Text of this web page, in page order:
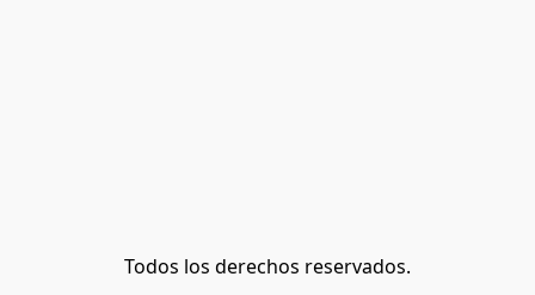
Todos los derechos reservados.